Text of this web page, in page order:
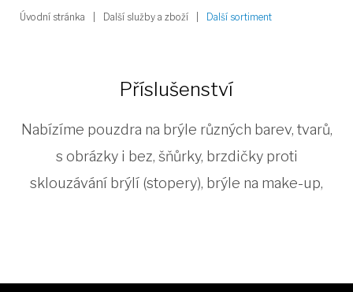
Úvodní stránka Další služby a zboží Další sortiment
Příslušenství
Nabízíme pouzdra na brýle různých barev, tvarů,
s obrázky i bez, šňůrky, brzdičky proti
sklouzávání brýlí (stopery), brýle na make-up,